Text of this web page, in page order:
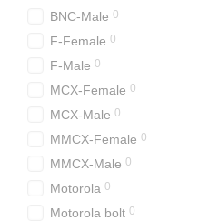
BNC-Male 0
F-Female 0
F-Male 0
MCX-Female 0
MCX-Male 0
MMCX-Female 0
MMCX-Male 0
Motorola 0
Motorola bolt 0